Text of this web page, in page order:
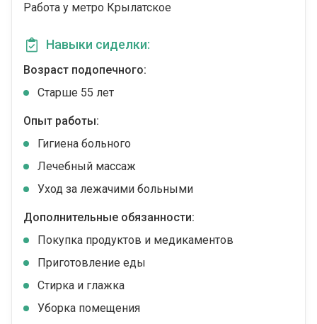
Работа у метро Крылатское
Навыки сиделки:
Возраст подопечного:
Cтарше 55 лет
Опыт работы:
Гигиена больного
Лечебный массаж
Уход за лежачими больными
Дополнительные обязанности:
Покупка продуктов и медикаментов
Приготовление еды
Стирка и глажка
Уборка помещения